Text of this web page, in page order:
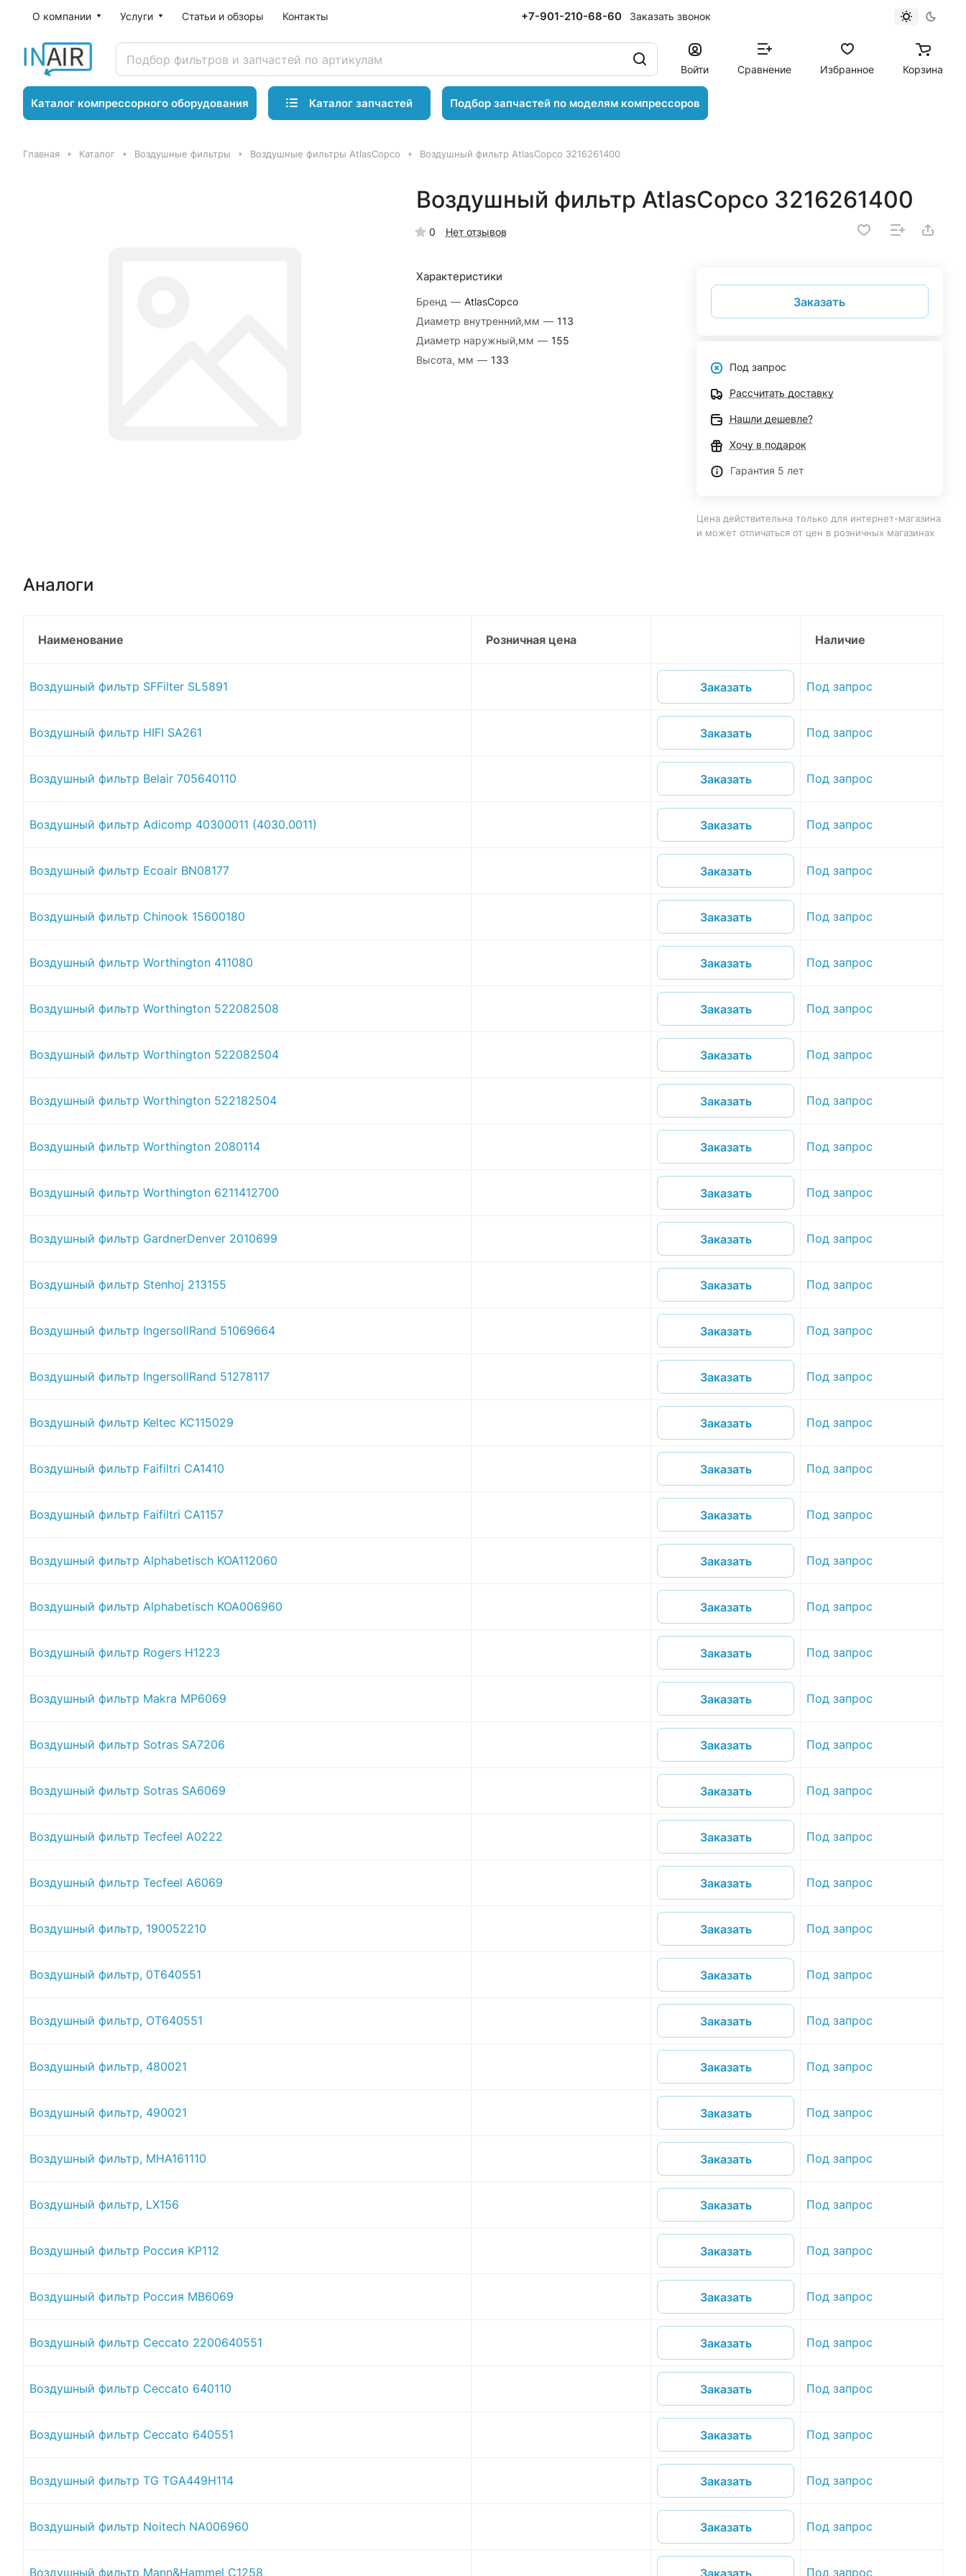
О компании Услуги Статьи и обзоры Контакты +7-901-210-68-60 Заказать звонок
Войти Сравнение Избранное Корзина
Каталог компрессорного оборудования Каталог запчастей Подбор запчастей по моделям компрессоров
Главная Каталог Воздушные фильтры Воздушные фильтры AtlasCopco Воздушный фильтр AtlasCopco 3216261400
Воздушный фильтр AtlasCopco 3216261400
0 Нет отзывов
Характеристики
Бренд — AtlasCopco
Диаметр внутренний,мм — 113
Диаметр наружный,мм — 155
Высота, мм — 133
Заказать
Под запрос
Рассчитать доставку
Нашли дешевле?
Хочу в подарок
Гарантия 5 лет
Цена действительна только для интернет-магазина
и может отличаться от цен в розничных магазинах
Аналоги
Наименование Розничная цена Наличие
Воздушный фильтр SFFilter SL5891 Заказать Под запрос
Воздушный фильтр HIFI SA261 Заказать Под запрос
Воздушный фильтр Belair 705640110 Заказать Под запрос
Воздушный фильтр Adicomp 40300011 (4030.0011) Заказать Под запрос
Воздушный фильтр Ecoair BN08177 Заказать Под запрос
Воздушный фильтр Chinook 15600180 Заказать Под запрос
Воздушный фильтр Worthington 411080 Заказать Под запрос
Воздушный фильтр Worthington 522082508 Заказать Под запрос
Воздушный фильтр Worthington 522082504 Заказать Под запрос
Воздушный фильтр Worthington 522182504 Заказать Под запрос
Воздушный фильтр Worthington 2080114 Заказать Под запрос
Воздушный фильтр Worthington 6211412700 Заказать Под запрос
Воздушный фильтр GardnerDenver 2010699 Заказать Под запрос
Воздушный фильтр Stenhoj 213155 Заказать Под запрос
Воздушный фильтр IngersollRand 51069664 Заказать Под запрос
Воздушный фильтр IngersollRand 51278117 Заказать Под запрос
Воздушный фильтр Keltec KC115029 Заказать Под запрос
Воздушный фильтр Faifiltri CA1410 Заказать Под запрос
Воздушный фильтр Faifiltri CA1157 Заказать Под запрос
Воздушный фильтр Alphabetisch KOA112060 Заказать Под запрос
Воздушный фильтр Alphabetisch KOA006960 Заказать Под запрос
Воздушный фильтр Rogers H1223 Заказать Под запрос
Воздушный фильтр Makra MP6069 Заказать Под запрос
Воздушный фильтр Sotras SA7206 Заказать Под запрос
Воздушный фильтр Sotras SA6069 Заказать Под запрос
Воздушный фильтр Tecfeel A0222 Заказать Под запрос
Воздушный фильтр Tecfeel A6069 Заказать Под запрос
Воздушный фильтр, 190052210 Заказать Под запрос
Воздушный фильтр, 0T640551 Заказать Под запрос
Воздушный фильтр, OT640551 Заказать Под запрос
Воздушный фильтр, 480021 Заказать Под запрос
Воздушный фильтр, 490021 Заказать Под запрос
Воздушный фильтр, MHA161110 Заказать Под запрос
Воздушный фильтр, LX156 Заказать Под запрос
Воздушный фильтр Россия KP112 Заказать Под запрос
Воздушный фильтр Россия MB6069 Заказать Под запрос
Воздушный фильтр Ceccato 2200640551 Заказать Под запрос
Воздушный фильтр Ceccato 640110 Заказать Под запрос
Воздушный фильтр Ceccato 640551 Заказать Под запрос
Воздушный фильтр TG TGA449H114 Заказать Под запрос
Воздушный фильтр Noitech NA006960 Заказать Под запрос
Воздушный фильтр Mann&Hammel C1258 Заказать Под запрос